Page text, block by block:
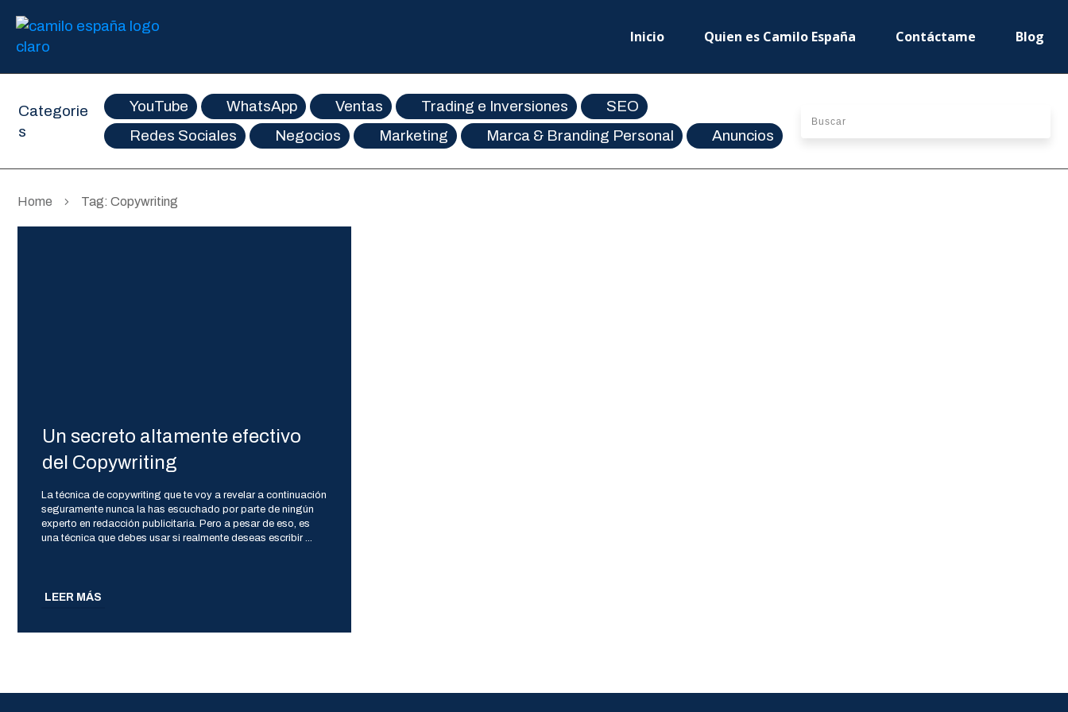
Inicio Quien es Camilo España Contáctame Blog
Categorie
s
YouTube WhatsApp Ventas Trading e Inversiones
SEO
Redes Sociales
Negocios Marketing Marca & Branding Personal Anuncios
Home Tag: Copywriting
Un secreto altamente efectivo
del Copywriting
La técnica de copywriting que te voy a revelar a continuación
seguramente nunca la has escuchado por parte de ningún
experto en redacción publicitaria. Pero a pesar de eso, es
una técnica que debes usar si realmente deseas escribir...
LEER MÁS